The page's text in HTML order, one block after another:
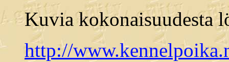
Kuvia kokonaisuudesta
http://